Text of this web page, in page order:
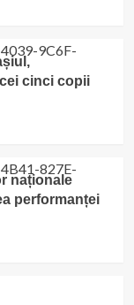
cinci copii
naționale
performanței